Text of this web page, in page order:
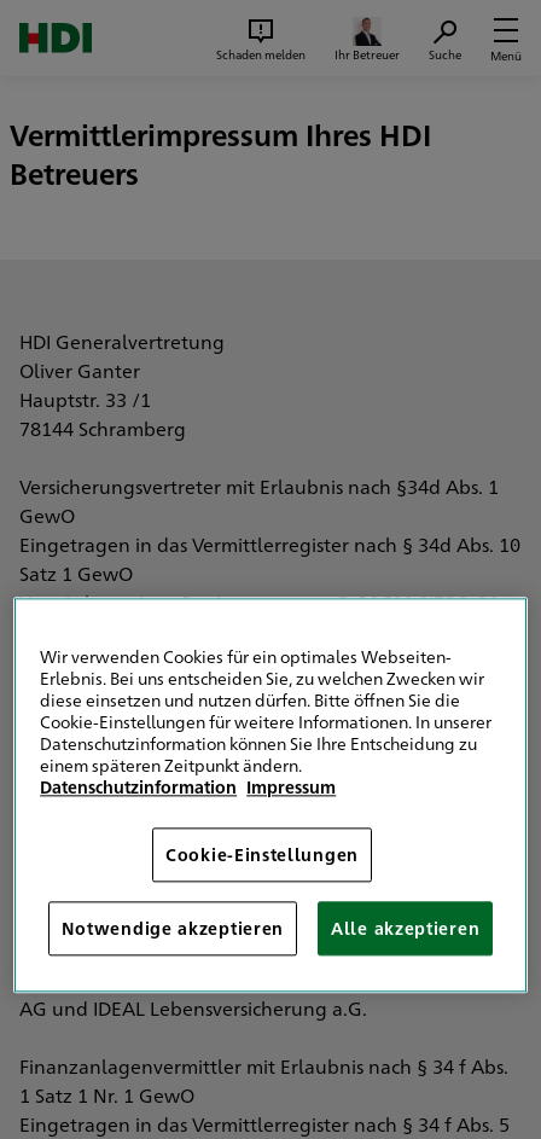
Schaden melden Ihr Betreuer Suche Menü
Vermittlerimpressum Ihres HDI
Betreuers
HDI Generalvertretung
Oliver Ganter
Hauptstr. 33 /1
78144 Schramberg
Versicherungsvertreter mit Erlaubnis nach §34d Abs. 1
GewO
Eingetragen in das Vermittlerregister nach § 34d Abs. 10
Satz 1 GewO
Vermittlerregister Registernummer: D-20GM-0I78Q-64
IHK-Schwarzwald-Baar-Heuberg
Albert-Schweizer-Str. 7
78052 Villingen-Schwenningen
Vertreten werden im Bereich der
Versicherungsvermittlung ausschließlich die HDI
Versicherung AG, HDI Global SE, HDI Global Specialty
SE, HDI Lebensversicherung AG, HDI Pensionsfonds AG,
ROLAND Rechtsschutz-Versicherungs-AG, ROLAND
Schutzbrief-Versicherung AG, Atradius
AG und IDEAL Lebensversicherung a.G.
Finanzanlagenvermittler mit Erlaubnis nach § 34 f Abs.
1 Satz 1 Nr. 1 GewO
Eingetragen in das Vermittlerregister nach § 34 f Abs. 5
Wir verwenden Cookies für ein optimales Webseiten-
Erlebnis. Bei uns entscheiden Sie, zu welchen Zwecken wir
diese einsetzen und nutzen dürfen. Bitte öffnen Sie die
Cookie-Einstellungen für weitere Informationen. In unserer
Datenschutzinformation können Sie Ihre Entscheidung zu
einem späteren Zeitpunkt ändern.
Datenschutzinformation Impressum
Cookie-Einstellungen
Notwendige akzeptieren Alle akzeptieren